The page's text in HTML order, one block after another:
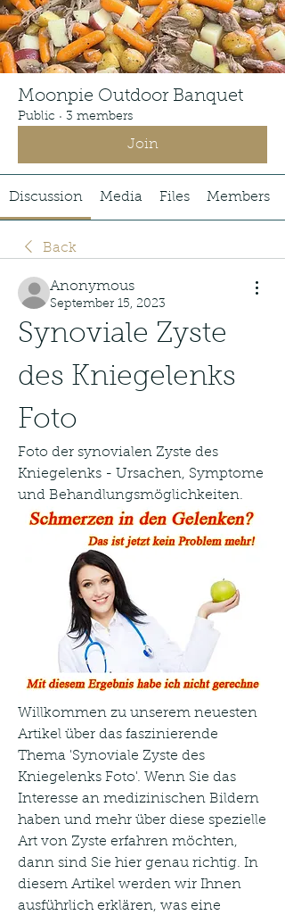
Moonpie Outdoor Banquet
Public · 3 members
Join
Discussion Media Files Members
Back
Anonymous
September 15, 2023
Synoviale Zyste
des Kniegelenks
Foto
Foto der synovialen Zyste des
Kniegelenks - Ursachen, Symptome
und Behandlungsmöglichkeiten.
Willkommen zu unserem neuesten
Artikel über das faszinierende
Thema 'Synoviale Zyste des
Kniegelenks Foto'. Wenn Sie das
Interesse an medizinischen Bildern
haben und mehr über diese spezielle
Art von Zyste erfahren möchten,
dann sind Sie hier genau richtig. In
diesem Artikel werden wir Ihnen
ausführlich erklären, was eine